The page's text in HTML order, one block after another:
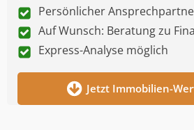
Persönlicher
Auf Wunsch: Beratung zu
Express-Analyse möglich
Jetzt Immobilien-